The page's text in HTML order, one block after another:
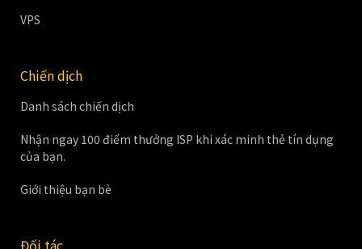
VPS
Chiến dịch
Danh sách chiến dịch
Nhận ngay 100 điểm thưởng ISP khi xác minh thẻ tín dụng
của bạn.
Giới thiệu bạn bè
Đối tác